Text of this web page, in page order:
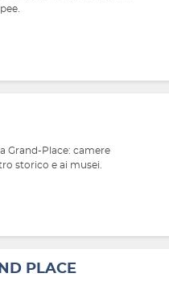
Grand-Place: camere
storico e ai musei.
PLACE